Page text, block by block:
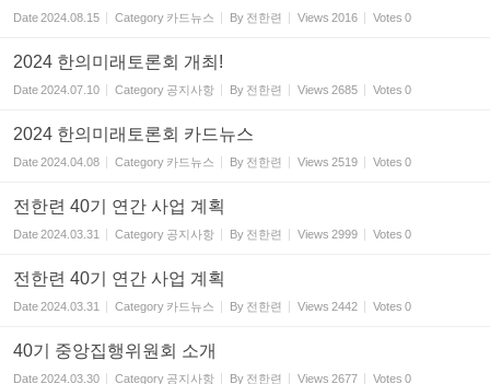
Date2024.08.15 Category 카드뉴스 By 전한련 Views 2016 Votes 0
2024 한의미래토론회 개최!
Date2024.07.10 Category 공지사항 By 전한련 Views 2685 Votes 0
2024 한의미래토론회 카드뉴스
Date2024.04.08 Category 카드뉴스 By 전한련 Views 2519 Votes 0
전한련 40기 연간 사업 계획
Date2024.03.31 Category 공지사항 By 전한련 Views 2999 Votes 0
전한련 40기 연간 사업 계획
Date2024.03.31 Category 카드뉴스 By 전한련 Views 2442 Votes 0
40기 중앙집행위원회 소개
Date2024.03.30 Category 공지사항 By 전한련 Views 2677 Votes 0